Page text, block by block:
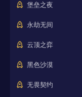
堡垒之夜
永劫无间
云顶之弈
黑色沙漠
无畏契约